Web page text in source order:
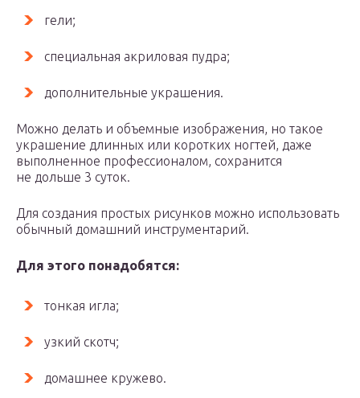
гели;
специальная акриловая пудра;
дополнительные украшения.
Можно делать и объемные изображения, но такое
украшение длинных или коротких ногтей, даже
выполненное профессионалом, сохранится
не дольше 3 суток.
Для создания простых рисунков можно использовать
обычный домашний инструментарий.
Для этого понадобятся:
тонкая игла;
узкий скотч;
домашнее кружево.